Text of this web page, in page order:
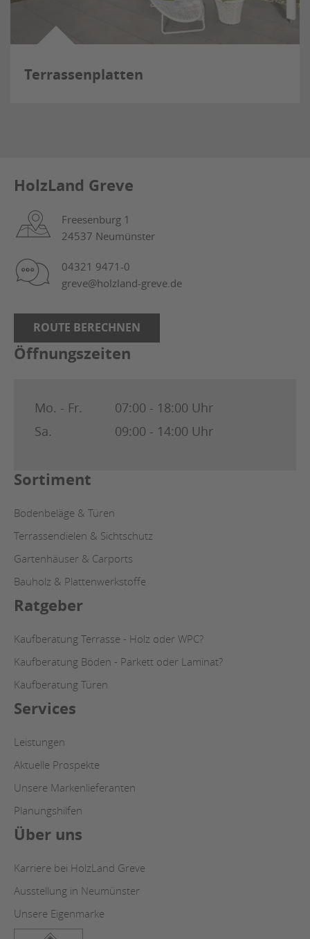
Terrassenplatten
HolzLand Greve
Freesenburg 1
24537 Neumünster
04321 9471-0
greve@holzland-greve.de
ROUTE BERECHNEN
Öffnungszeiten
Mo. - Fr.
07:00 - 18:00 Uhr
Sa.
09:00 - 14:00 Uhr
Sortiment
Bodenbeläge & Türen
Terrassendielen & Sichtschutz
Gartenhäuser & Carports
Bauholz & Plattenwerkstoffe
Ratgeber
Kaufberatung Terrasse - Holz oder WPC?
Kaufberatung Böden - Parkett oder Laminat?
Kaufberatung Türen
Services
Leistungen
Aktuelle Prospekte
Unsere Markenlieferanten
Planungshilfen
Über uns
Karriere bei HolzLand Greve
Ausstellung in Neumünster
Unsere Eigenmarke